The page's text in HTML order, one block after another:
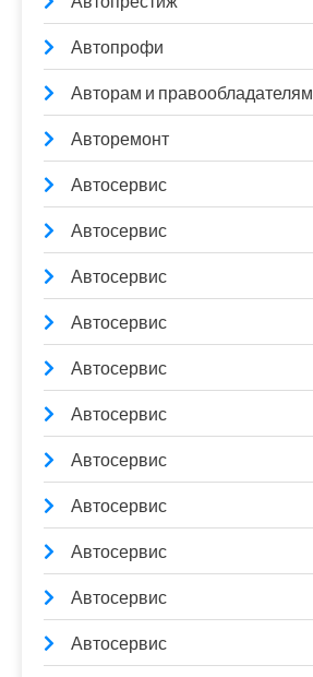
Автопрофи
Авторам и правообладателям
Авторемонт
Автосервис
Автосервис
Автосервис
Автосервис
Автосервис
Автосервис
Автосервис
Автосервис
Автосервис
Автосервис
Автосервис